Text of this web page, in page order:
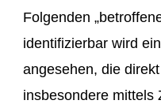
Folgenden
identifizierbar wird
angesehen, die
insbesondere mittels